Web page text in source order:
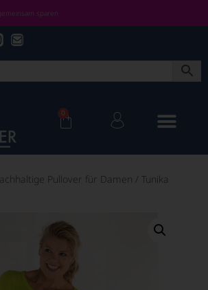
sparen
0
Pullover für Damen / Tunika